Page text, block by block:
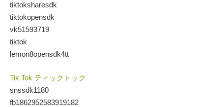
tiktoksharesdk
tiktokopensdk
vk51593719
tiktok
lemon8opensdk4tt
Tik Tok ティックトック
snssdk1180
fb1862952583919182